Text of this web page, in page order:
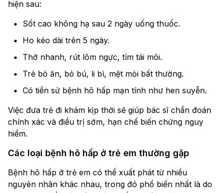
hiện sau:
Sốt cao không hạ sau 2 ngày uống thuốc.
Ho kéo dài trên 5 ngày.
Thở nhanh, rút lõm ngực, tím tái môi.
Trẻ bỏ ăn, bỏ bú, li bì, mệt mỏi bất thường.
Có tiền sử bệnh hô hấp mạn tính như hen suyễn.
Việc đưa trẻ đi khám kịp thời sẽ giúp bác sĩ chẩn đoán
chính xác và điều trị sớm, hạn chế biến chứng nguy
hiểm.
Các loại bệnh hô hấp ở trẻ em thường gặp
Bệnh hô hấp ở trẻ em có thể xuất phát từ nhiều
nguyên nhân khác nhau, trong đó phổ biến nhất là do